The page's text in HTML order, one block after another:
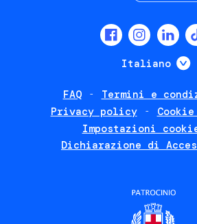
Italiano
FAQ
Termini e
Privacy policy
Impostazioni
Dichiarazione di